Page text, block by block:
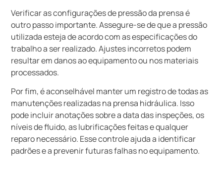
Verificar as configurações de pressão da prensa é
outro passo importante. Assegure-se de que a pressão
utilizada esteja de acordo com as especificações do
trabalho a ser realizado. Ajustes incorretos podem
resultar em danos ao equipamento ou nos materiais
processados.
Por fim, é aconselhável manter um registro de todas as
manutenções realizadas na prensa hidráulica. Isso
pode incluir anotações sobre a data das inspeções, os
níveis de fluido, as lubrificações feitas e qualquer
reparo necessário. Esse controle ajuda a identificar
padrões e a prevenir futuras falhas no equipamento.